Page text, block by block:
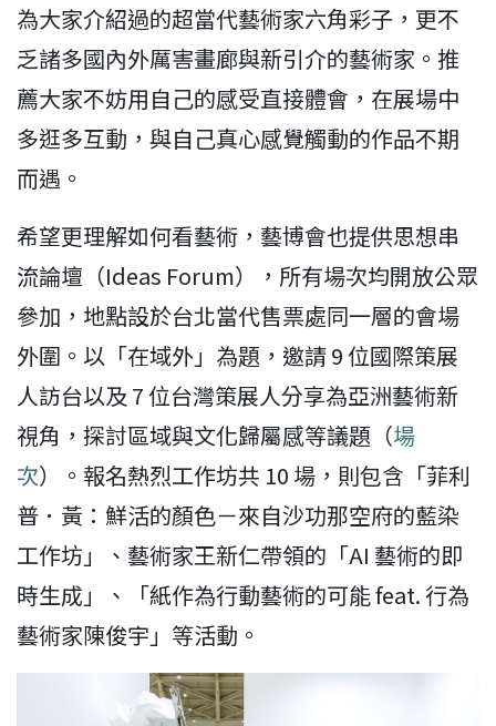
為大家介紹過的超當代藝術家六角彩子，更不
乏諸多國內外厲害畫廊與新引介的藝術家。推
薦大家不妨用自己的感受直接體會，在展場中
多逛多互動，與自己真心感覺觸動的作品不期
而遇。
希望更理解如何看藝術，藝博會也提供思想串
流論壇（Ideas Forum），所有場次均開放公眾
參加，地點設於台北當代售票處同一層的會場
外圍。以「在域外」為題，邀請 9 位國際策展
人訪台以及 7 位台灣策展人分享為亞洲藝術新
視角，探討區域與文化歸屬感等議題（場
次）。報名熱烈工作坊共 10 場，則包含「菲利
普．黃：鮮活的顏色－來自沙功那空府的藍染
工作坊」、藝術家王新仁帶領的「AI 藝術的即
時生成」、「紙作為行動藝術的可能 feat. 行為
藝術家陳俊宇」等活動。